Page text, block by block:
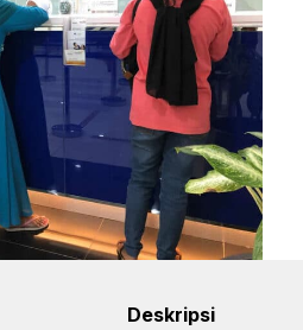
Deskripsi